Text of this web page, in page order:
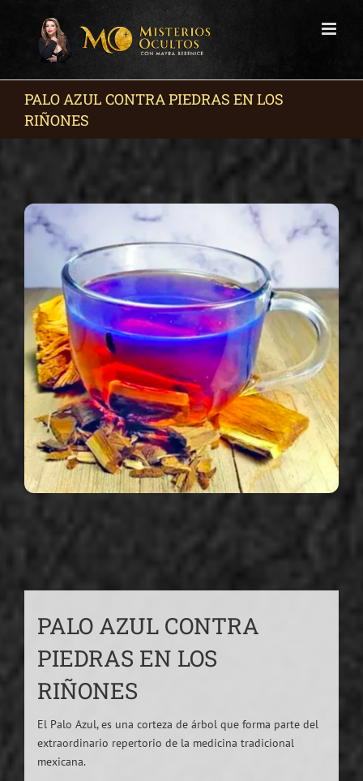
PALO AZUL CONTRA PIEDRAS EN LOS
RIÑONES
PALO AZUL CONTRA
PIEDRAS EN LOS
RIÑONES
El Palo Azul, es una corteza de árbol que forma parte del
extraordinario repertorio de la medicina tradicional
mexicana.